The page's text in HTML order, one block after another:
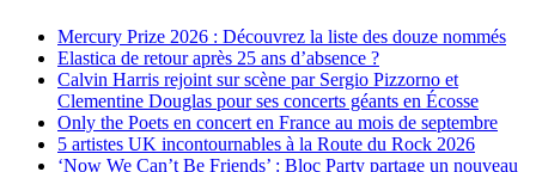
Mercury Prize 2026 : Découvrez la liste des douze nommés
Elastica de retour après 25 ans d’absence ?
Calvin Harris rejoint sur scène par Sergio Pizzorno et
Clementine Douglas pour ses concerts géants en Écosse
Only the Poets en concert en France au mois de septembre
5 artistes UK incontournables à la Route du Rock 2026
‘Now We Can’t Be Friends’ : Bloc Party partage un nouveau